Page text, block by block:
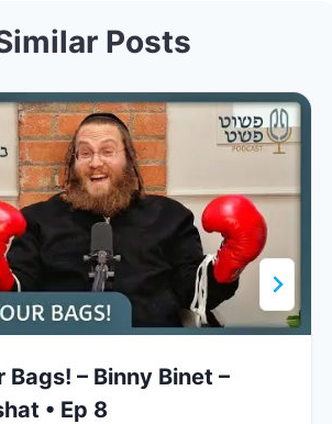
Posts
Bags! – Binny Binet –
• Ep 8